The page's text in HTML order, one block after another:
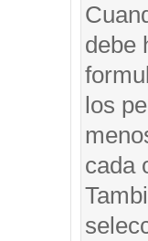
debe
los
cada